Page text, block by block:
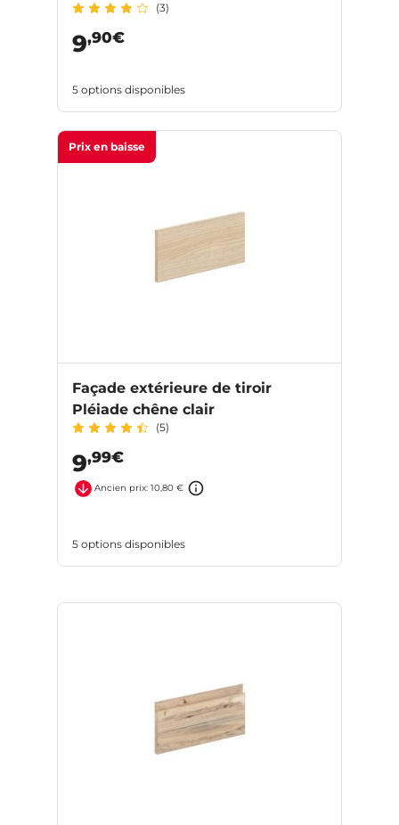
(3)
9,90€
5 options disponibles
Prix en baisse
Façade extérieure de tiroir
Pléiade chêne clair
(5)
9,99€
Ancien prix: 10,80 €
5 options disponibles